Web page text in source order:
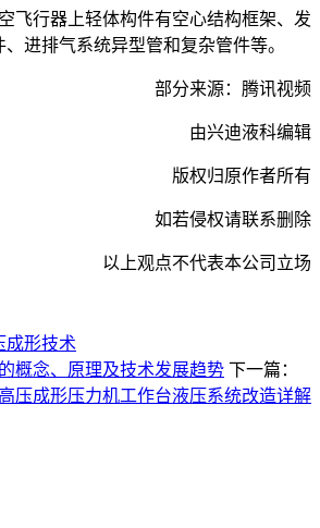
飞行器上轻体构件有空心结构框架、发
进排气系统异型管和复杂管件等。
部分来源：腾讯视频
由兴迪液科编辑
版权归原作者所有
如若侵权请联系删除
以上观点不代表本公司立场
成形技术
概念、原理及技术发展趋势 下一篇：
压成形压力机工作台液压系统改造详解